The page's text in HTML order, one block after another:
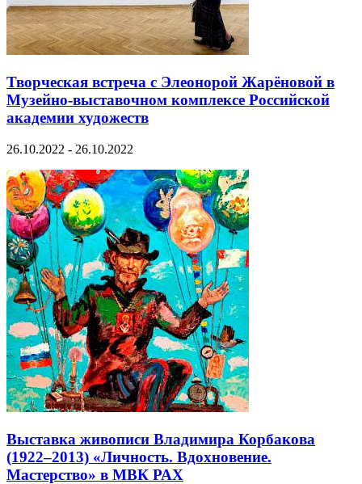
Творческая встреча с Элеонорой Жарёновой в
Музейно-выставочном комплексе Российской
академии художеств
26.10.2022 - 26.10.2022
Выставка живописи Владимира Корбакова
(1922–2013) «Личность. Вдохновение.
Мастерство» в МВК РАХ